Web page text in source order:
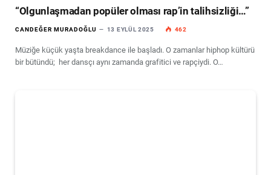
“Olgunlaşmadan popüler olması rap’in talihsizliği…”
CANDEĞER MURADOĞLU 13 EYLÜL 2025 462
Müziğe küçük yaşta breakdance ile başladı. O zamanlar hiphop kültürü
bir bütündü; her dansçı aynı zamanda grafitici ve rapçiydi. O…